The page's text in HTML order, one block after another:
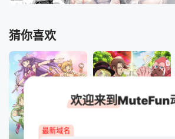
猜你喜欢
欢迎来到MuteFun
最新域名